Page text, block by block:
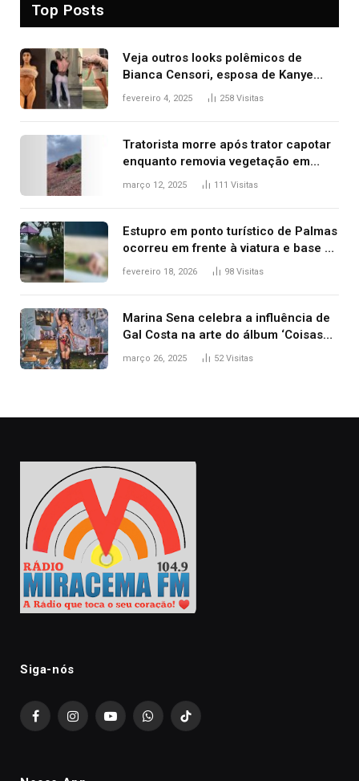
Top Posts
Veja outros looks polêmicos de
Bianca Censori, esposa de Kanye
West que apareceu nua no Grammy
fevereiro 4, 2025 258 Visitas
Tratorista morre após trator capotar
enquanto removia vegetação em
ribanceira de rodovia
março 12, 2025 111 Visitas
Estupro em ponto turístico de Palmas
ocorreu em frente à viatura e base de
segurança; polícia investiga
fevereiro 18, 2026 98 Visitas
Marina Sena celebra a influência de
Gal Costa na arte do álbum ‘Coisas
naturais’
março 26, 2025 52Visitas
Siga-nós
FacebookInstagramYouTubeWhatsAppTikTok